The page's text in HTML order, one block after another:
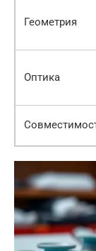
Геометрия
Оптика